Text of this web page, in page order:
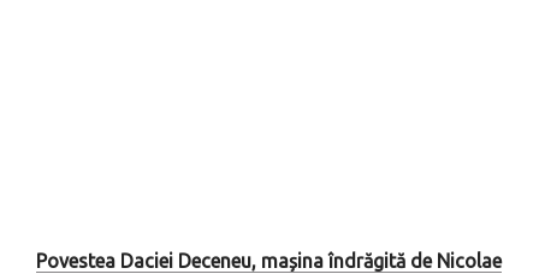
Povestea Daciei Deceneu, mașina îndrăgită de Nicolae